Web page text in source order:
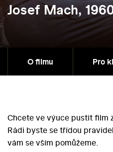
Josef Mach,
O filmu Pro
Chcete ve výuce pustit film
Rádi byste se třídou
vám se vším pomůžeme.